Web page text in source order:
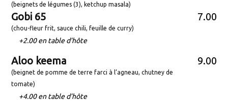
(beignets de légumes (3), ketchup masala)
Gobi 65
(chou-fleur frit, sauce chili, feuille de curry)
7.00
+2.00 en table d’hôte
Aloo keema
(beignet de pomme de terre farci à l’agneau, chutney de
tomate)
9.00
+4.00 en table d’hôte